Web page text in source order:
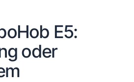
E5:
oder